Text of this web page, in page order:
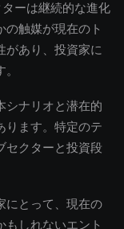
ーは継続的な進化
触媒が現在のト
があり、投資家に
シナリオと潜在的
ります。特定のテ
セクターと投資段
にとって、現在の
しれないエント